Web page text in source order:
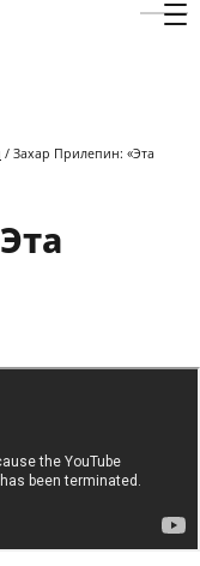
/ Захар Прилепин: «Эта